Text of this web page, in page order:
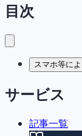
目次
スマホ等に
サービス
記事一覧